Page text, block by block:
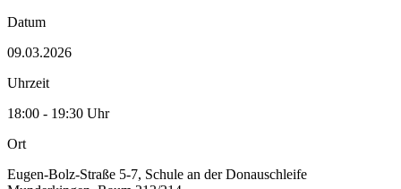
Datum
09.03.2026
Uhrzeit
18:00 - 19:30 Uhr
Ort
Eugen-Bolz-Straße 5-7, Schule an der Donauschleife